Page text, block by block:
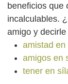
beneficios que
incalculables.
amigo y
amistad
amigos en
tener en